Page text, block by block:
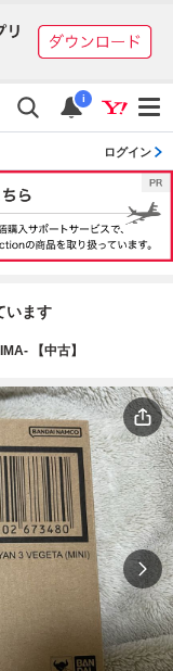
i
ログイン
います
【中古】